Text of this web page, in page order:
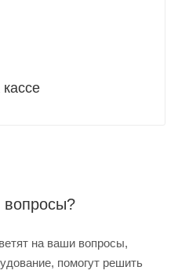
вопросы?
на ваши вопросы,
помогут решить